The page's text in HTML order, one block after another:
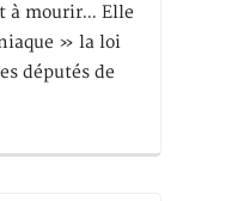
à mourir… Elle
» la loi
députés de